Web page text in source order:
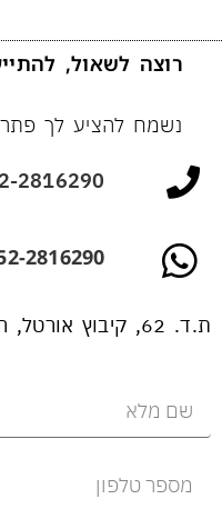
רוצה לשאול,
נשמח להציע לך
2816290
2816290
ת.ד. 62, קיבוץ אורטל, רמת הגולן 1243000